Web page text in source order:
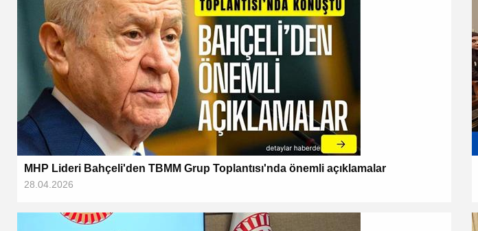
MHP Lideri Bahçeli'den TBMM Grup Toplantısı'nda önemli açıklamalar
28.04.2026